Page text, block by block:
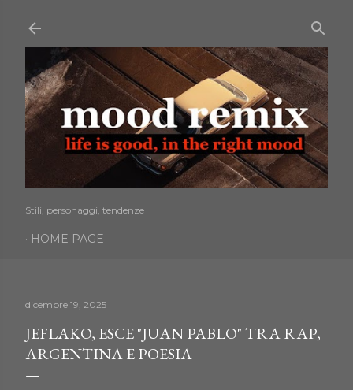
Stili, personaggi, tendenze
HOME PAGE
dicembre 19, 2025
JEFLAKO, ESCE "JUAN PABLO" TRA RAP,
ARGENTINA E POESIA